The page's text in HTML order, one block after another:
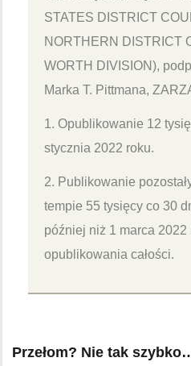
STATES DISTRICT
NORTHERN DISTRICT
WORTH DIVISION),
Marka T. Pittmana,
1. Opublikowanie 12
stycznia 2022 roku.
2. Publikowanie
tempie 55 tysięcy co 30
później niż 1 marca 2022
opublikowania całości.
Przełom? Nie tak